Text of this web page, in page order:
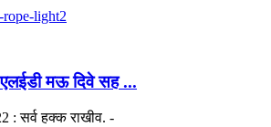
एलईडी मऊ दिवे सह ...
: सर्व हक्क राखीव. -